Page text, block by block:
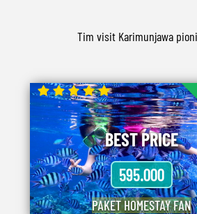
Tim visit Karimunjawa
BEST PRICE
595.000
PAKET HOMESTAY FAN